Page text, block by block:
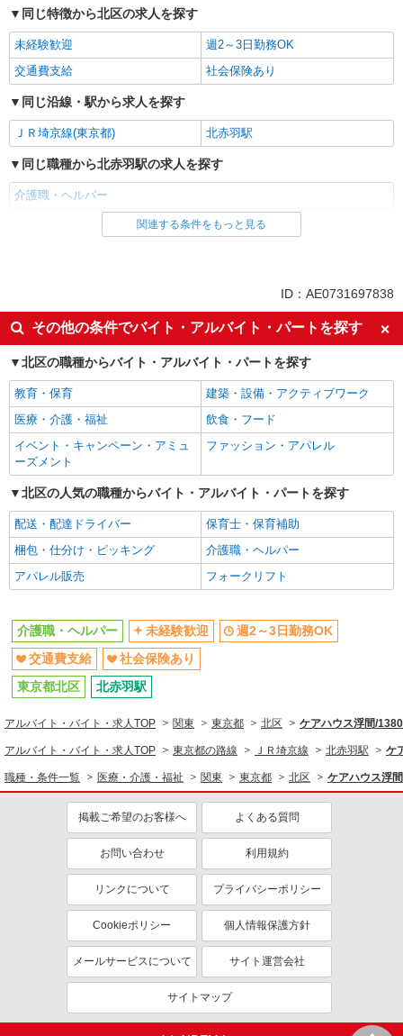
同じ特徴から北区の求人を探す
未経験歓迎
週2～3日勤務OK
交通費支給
社会保険あり
同じ沿線・駅から求人を探す
ＪＲ埼京線(東京都) 北赤羽駅
同じ職種から北赤羽駅の求人を探す
介護職・ヘルパー
同じ雇用形態から北赤羽駅の求人を探す
未経験歓迎
週2～3日勤務OK
交通費支給
社会保険あり
医療・介護・福祉
介護職・ヘルパー
同じ特徴から求人を探す
未経験歓迎
週2～3日勤務OK
交通費支給
社会保険あり
関連する条件をもっと見る
ID：AE0731697838
その他の条件でバイト・アルバイト・パートを探す
北区の職種からバイト・アルバイト・パートを探す
教育・保育
建築・設備・アクティブワーク
医療・介護・福祉
飲食・フード
イベント・キャンペーン・アミュ
ーズメント
ファッション・アパレル
北区の人気の職種からバイト・アルバイト・パートを探す
配送・配達ドライバー
保育士・保育補助
梱包・仕分け・ピッキング
介護職・ヘルパー
アパレル販売
フォークリフト
介護職・ヘルパー 未経験歓迎
週2～3日勤務OK
交通費支給
社会保険あり
東京都北区
北赤羽駅
アルバイト・バイト・求人TOP 関東 東京都 北区 ケアハウス浮間/
アルバイト・バイト・求人TOP 東京都の路線 ＪＲ埼京線 北赤羽駅 ケ
職種・条件一覧 医療・介護・福祉 関東 東京都 北区 ケアハウス浮
掲載ご希望のお客様へ よくある質問
お問い合わせ 利用規約
リンクについて プライバシーポリシー
Cookieポリシー 個人情報保護方針
メールサービスについて サイト運営会社
サイトマップ